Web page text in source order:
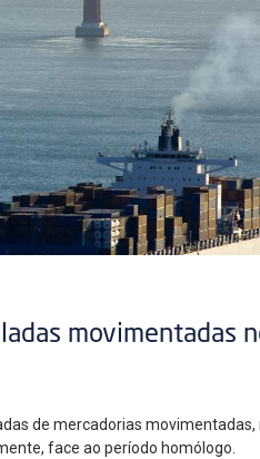
movimentadas
de mercadorias
face ao período homólogo.